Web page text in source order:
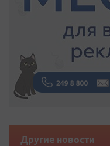
Другие новости